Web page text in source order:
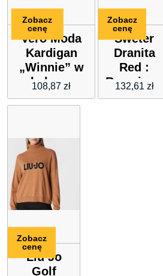
Vero Moda
Kardigan
„Winnie” w
kolorze
lawendowym
108,87 zł
Zobacz
cenę
Sweter
Dranita
Red :
Rozmiar –
ONE SIZE
132,61 zł
Zobacz
cenę
Liu Jo
Golf
Zobacz
cenę